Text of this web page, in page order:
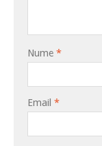
Nume *
Email *